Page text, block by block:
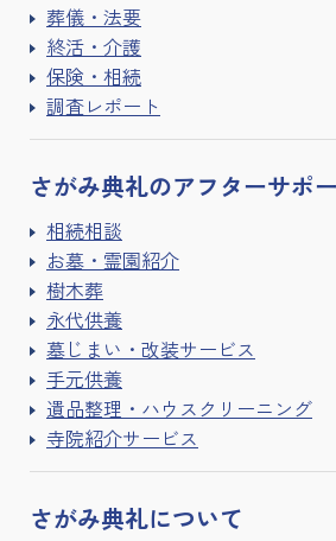
葬儀・法要
終活・介護
保険・相続
調査レポート
さがみ典礼のアフターサポ
相続相談
お墓・霊園紹介
樹木葬
永代供養
墓じまい・改装サービス
手元供養
遺品整理・ハウスクリーニング
寺院紹介サービス
さがみ典礼について